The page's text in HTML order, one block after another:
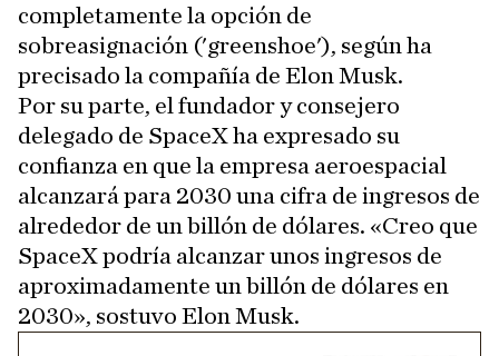
completamente la opción de
sobreasignación ('greenshoe'), según ha
precisado la compañía de Elon Musk.
Por su parte, el fundador y consejero
delegado de SpaceX ha expresado su
confianza en que la empresa aeroespacial
alcanzará para 2030 una cifra de ingresos de
alrededor de un billón de dólares. «Creo que
SpaceX podría alcanzar unos ingresos de
aproximadamente un billón de dólares en
2030», sostuvo Elon Musk.